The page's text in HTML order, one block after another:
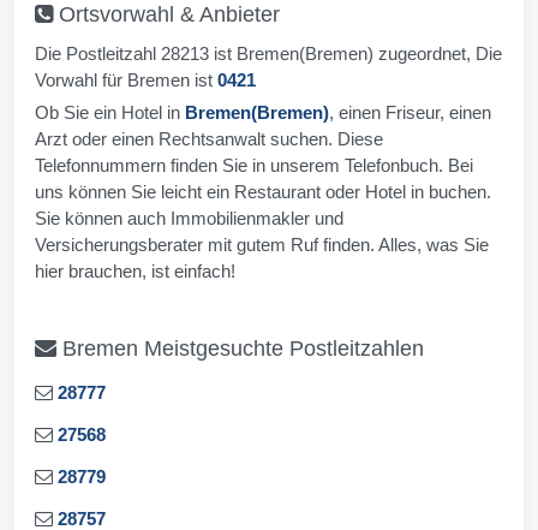
Ortsvorwahl & Anbieter
Die Postleitzahl 28213 ist Bremen(Bremen) zugeordnet, Die
Vorwahl für Bremen ist 0421
Ob Sie ein Hotel in Bremen(Bremen), einen Friseur, einen
Arzt oder einen Rechtsanwalt suchen. Diese
Telefonnummern finden Sie in unserem Telefonbuch. Bei
uns können Sie leicht ein Restaurant oder Hotel in buchen.
Sie können auch Immobilienmakler und
Versicherungsberater mit gutem Ruf finden. Alles, was Sie
hier brauchen, ist einfach!
Bremen Meistgesuchte Postleitzahlen
28777
27568
28779
28757